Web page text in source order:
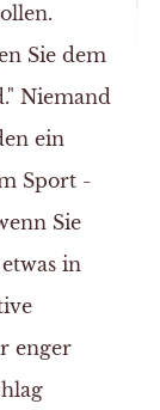
Sie dem
Niemand
ein
Sport -
Sie
in
enger